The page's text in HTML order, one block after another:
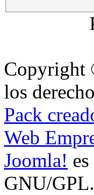
Copyright
los
Pack
Web
Joomla!
GNU/GPL.